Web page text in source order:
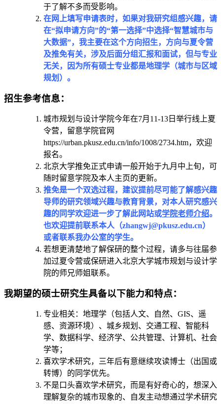
于了解不多而受影响。
在网上填写申请表时，如果对我研究组感兴趣，请
在“拟申请方向”的“第一选择”中选择“智慧城市与
大数据”，我主要在这个方向招生，方向与夏令营
及推免有关，涉及后面分组汇报和面试，但与专业
无关，因为所有硕士专业都是地理学（城市与区域
规划）。
招生参考信息：
城市规划与设计学院今年在7月11-13日举行线上夏
令营，留意学院官网
https://urban.pkusz.edu.cn/info/1008/2734.htm，欢迎
报名。
北京大学推免正式申请一般开始于九月中上旬，可
随时留意学院及本人主页的更新。
推免是一个双选过程，建议提前尽可能了解感兴趣
导师的研究领域兴趣与教育背景，对本人研究感兴
趣的同学欢迎进一步了解此网站或学院老师介绍。
也欢迎提前联系本人（zhangwj@pkusz.edu.cn）
或者联系我办公室的学生。
若想更清楚地了解保研的整个过程，请多与往届参
加过夏令营或保研进入北京大学城市规划与设计学
院的师兄师姐联系。
我期望的硕士研究生具备以下能力和特点：
专业相关：地理学（包括人文、自然、GIS、遥
感、资源环境）、城乡规划、交通工程、智能科
学、数据科学、经济学、公共管理、计算机、社会
学等；
喜欢学术研究，三年后有意继续攻读博士（出国或
转博）的同学优先。
不是口头喜欢学术研究，而是有好奇心的，想深入
理解复杂的城市现象的、自发主动想通过学术研究